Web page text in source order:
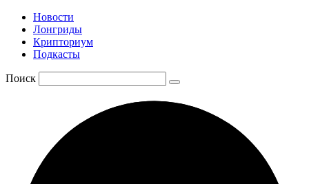
Новости
Лонгриды
Крипториум
Подкасты
Поиск